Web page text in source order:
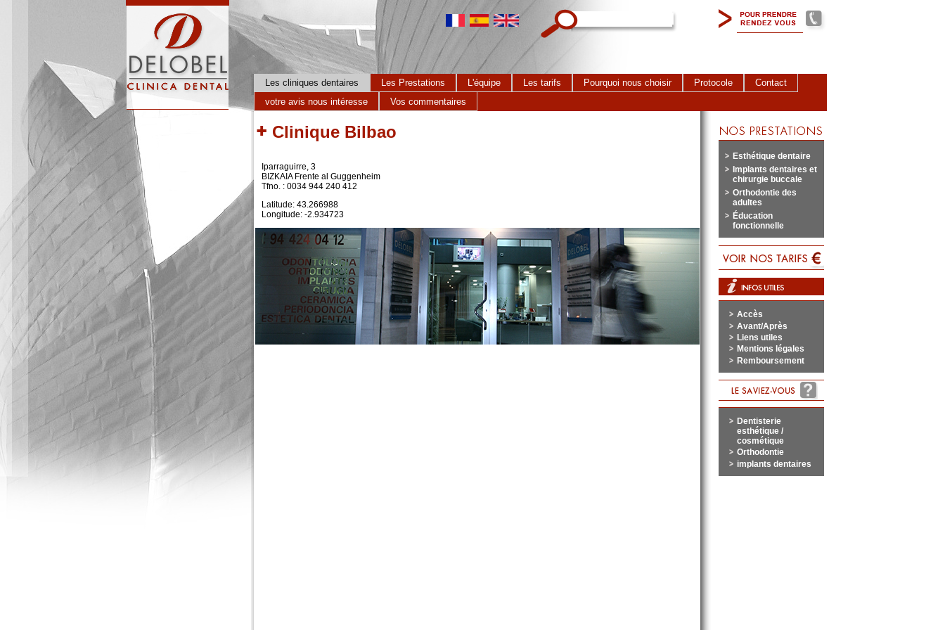
Search this site
Les cliniques dentaires Les Prestations L'équipe Les tarifs Pourquoi nous choisir Protocole
Contact
votre avis nous intéresse
Vos commentaires
Clinique Bilbao
Iparraguirre, 3
BIZKAIA Frente al Guggenheim
Tfno. : 0034 944 240 412
Latitude: 43.266988
Longitude: -2.934723
Esthétique dentaire
Implants dentaires et
chirurgie buccale
Orthodontie des
adultes
Éducation
fonctionnelle
Accès
Avant/Après
Liens utiles
Mentions légales
Remboursement
Dentisterie
esthétique /
cosmétique
Orthodontie
implants dentaires